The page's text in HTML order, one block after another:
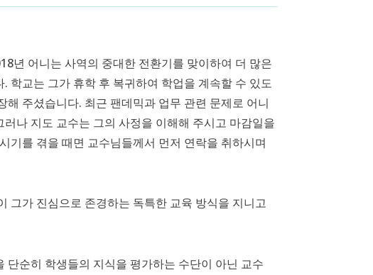
년 어니는 사역의 중대한 전환기를 맞이하여 더 많은
학교는 그가 휴학 후 복귀하여 학업을 계속할 수 있도
주셨습니다. 최근 팬데믹과 업무 관련 문제로 어니
나 지도 교수는 그의 사정을 이해해 주시고 마감일을
기를 겪을 때면 교수님들께서 먼저 연락을 취하시며
그가 진심으로 존경하는 독특한 교육 방식을 지니고
순히 학생들의 지식을 평가하는 수단이 아닌 교수